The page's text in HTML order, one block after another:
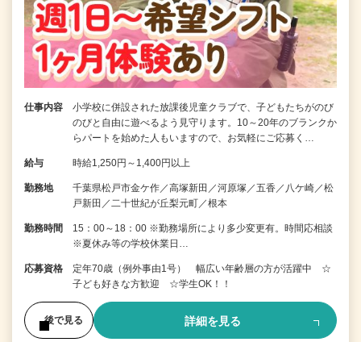
仕事内容
小学校に併設された放課後児童クラブで、子どもたちがのび
のびと自由に遊べるよう見守ります。10～20年のブランクか
らパートを始めた人もいますので、お気軽にご応募く…
給与 時給1,250円～1,400円以上
勤務地
千葉県松戸市金ケ作／高塚新田／河原塚／五香／八ケ崎／松
戸新田／二十世紀が丘梨元町／根本
勤務時間
15：00～18：00 ※勤務場所により多少変更有。時間応相談
※夏休み等の学校休業日…
応募資格
定年70歳（例外事由1号） 幅広い年齢層の方が活躍中 ☆
子ども好きな方歓迎 ☆学生OK！！
後で見る 詳細を見る